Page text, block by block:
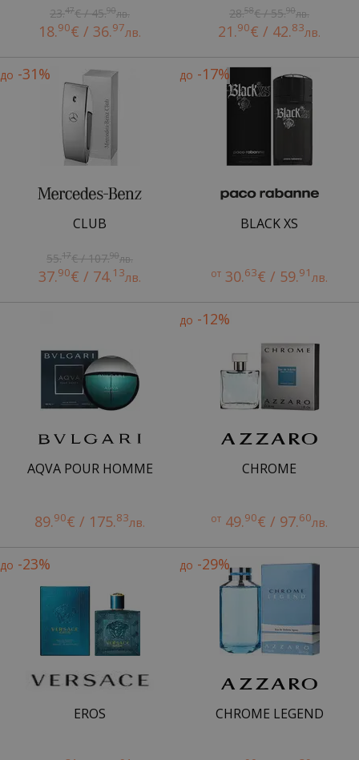
23.47€ / 45.90лв.
18.90€ / 36.97лв.
28.58€ / 55.90лв.
21.90€ / 42.83лв.
до -31%
CLUB
55.17€ / 107.90лв.
37.90€ / 74.13лв.
до -17%
BLACK XS
от 30.63€ / 59.91лв.
AQVA POUR HOMME
89.90€ / 175.83лв.
до -12%
CHROME
от 49.90€ / 97.60лв.
до -23%
EROS
до -29%
CHROME LEGEND